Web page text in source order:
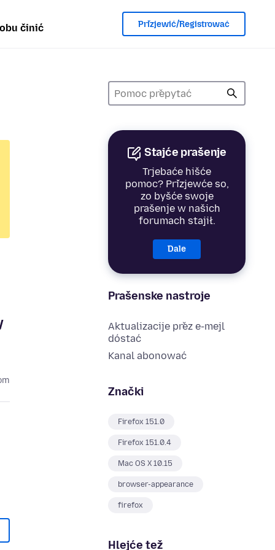
činić Přizjewić/Registrować
Stajće prašenje
Trjebaće hišće
pomoc? Přizjewće so,
zo byšće swoje
prašenje w našich
forumach stajił.
Dale
Prašenske nastroje
Aktualizacije přez e-mejl
dóstać
Kanal abonować
Znački
Firefox 151.0
Firefox 151.0.4
Mac OS X 10.15
browser-appearance
firefox
Hlejće tež